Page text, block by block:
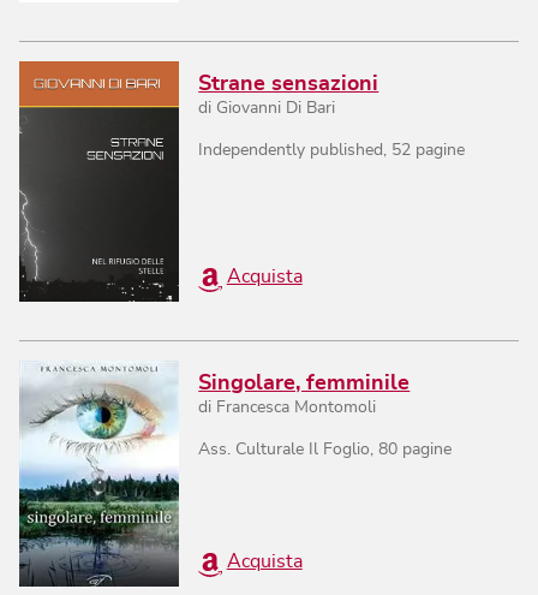
Strane sensazioni
di Giovanni Di Bari
Independently published , 52 pagine
Acquista
Singolare, femminile
di Francesca Montomoli
Ass. Culturale Il Foglio,80 pagine
Acquista